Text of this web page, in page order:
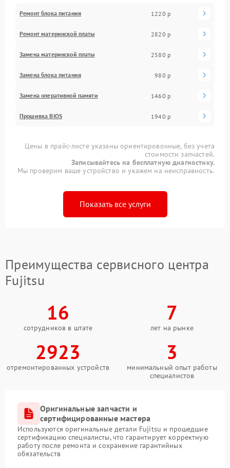
Ремонт блока питания 1220 р
Ремонт материнской платы 2820 р
Замена материнской платы 2580 р
Замена блока питания 980 р
Замена оперативной памяти 1460 р
Прошивка BIOS 1940 р
Цены в прайс-листе указаны ориентировочные, без учета
стоимости запчастей.
Записывайтесь на бесплатную диагностику.
Мы проверим ваше устройство и укажем на неисправность.
Показать все услуги
Преимущества сервисного центра
Fujitsu
16
сотрудников в штате
7
лет на рынке
2923
отремонтированных устройств
3
минимальный опыт работы
специалистов
Оригинальные запчасти и
сертифицированные мастера
Используются оригинальные детали Fujitsu и прошедшие
сертификацию специалисты, что гарантирует корректную
работу после ремонта и сохранение гарантийных
обязательств